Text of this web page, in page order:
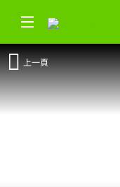
上一頁